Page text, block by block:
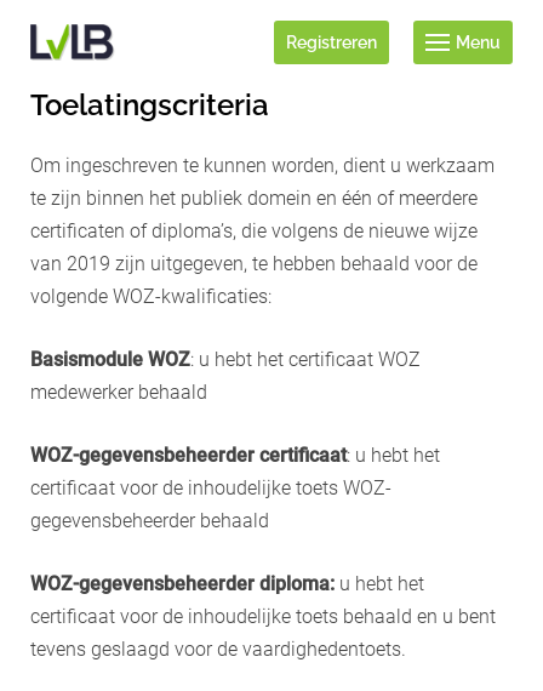
Registreren Menu
Toelatingscriteria
Om ingeschreven te kunnen worden, dient u werkzaam
te zijn binnen het publiek domein en één of meerdere
certificaten of diploma’s, die volgens de nieuwe wijze
van 2019 zijn uitgegeven, te hebben behaald voor de
volgende WOZ-kwalificaties:
Basismodule WOZ: u hebt het certificaat WOZ
medewerker behaald
WOZ-gegevensbeheerder certificaat: u hebt het
certificaat voor de inhoudelijke toets WOZ-
gegevensbeheerder behaald
WOZ-gegevensbeheerder diploma: u hebt het
certificaat voor de inhoudelijke toets behaald en u bent
tevens geslaagd voor de vaardighedentoets.